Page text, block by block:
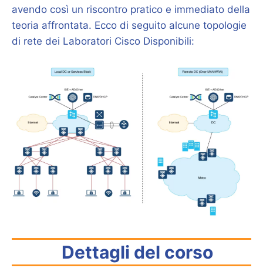
avendo così un riscontro pratico e immediato della
teoria affrontata. Ecco di seguito alcune topologie
di rete dei Laboratori Cisco Disponibili:
Dettagli del corso